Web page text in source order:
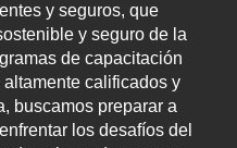
y seguros, que
y seguro de la
de capacitación
calificados y
buscamos preparar a
los desafíos del